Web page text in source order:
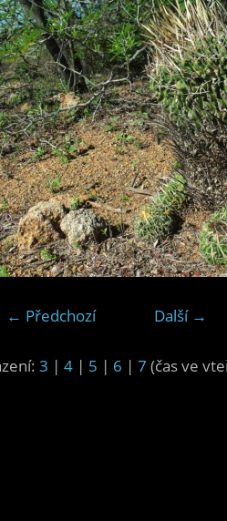
← Předchozí Další →
3 | 4 | 5 | 6 | 7 (čas ve